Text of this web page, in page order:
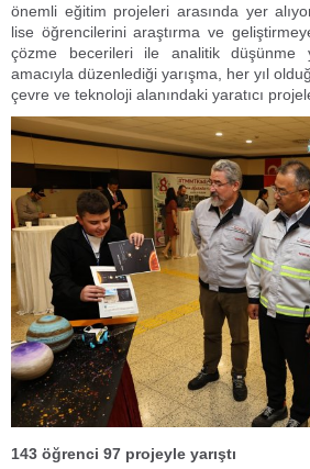
önemli eğitim projeleri arasında yer
lise öğrencilerini araştırma ve
çözme becerileri ile analitik düşünme
amacıyla düzenlediği yarışma, her yıl
çevre ve teknoloji alanındaki yaratıcı
143 öğrenci 97 projeyle yarıştı